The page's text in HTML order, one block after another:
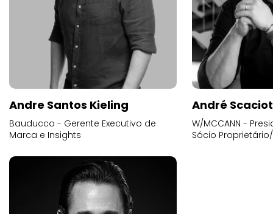
Andre Santos Kieling
Bauducco - Gerente Executivo de
Marca e Insights
André
W/MCCANN -
Sócio